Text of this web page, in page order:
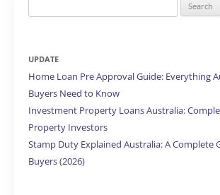
for:
UPDATE
Home Loan Pre Approval Guide: Everything
Buyers Need to Know
Investment Property Loans Australia:
Property Investors
Stamp Duty Explained Australia: A Complete
Buyers (2026)